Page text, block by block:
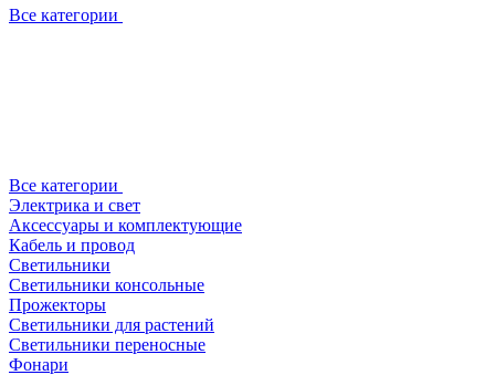
Все категории
Все категории
Электрика и свет
Аксессуары и комплектующие
Кабель и провод
Светильники
Светильники консольные
Прожекторы
Светильники для растений
Светильники переносные
Фонари